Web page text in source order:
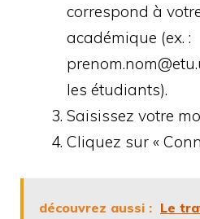
correspond à
académique (ex. :
les étudiants).
Saisissez votre
Cliquez sur «
découvrez aussi : Le